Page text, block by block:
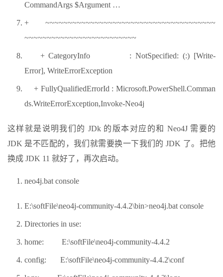
CommandArgs $Argument …
+ ~~~~~~~~~~~~~~~~~~~~~~~~~~~~~~~~~~~~~~
~~~~~~~~~~~~~~~~~~~~~~~~~
+ CategoryInfo : NotSpecified: (:) [Write-
Error], WriteErrorException
+ FullyQualifiedErrorId : Microsoft.PowerShell.Comman
ds.WriteErrorException,Invoke-Neo4j
这样就是说明我们的 JDk 的版本对应的和 Neo4J 需要的
JDK 是不匹配的，我们就需要换一下我们的 JDK 了。把他
换成 JDK 11 就好了，再次启动。
neo4j.bat console
E:\softFile\neo4j-community-4.4.2\bin>neo4j.bat console
Directories in use:
home: E:\softFile\neo4j-community-4.4.2
config: E:\softFile\neo4j-community-4.4.2\conf